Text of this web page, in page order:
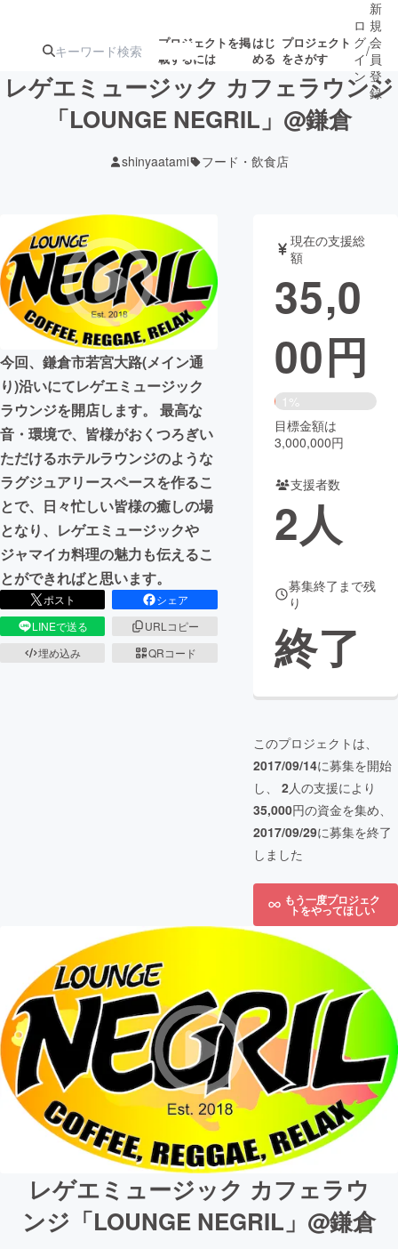
プロジェクトを掲
載するには
はじ
める
プロジェクト
をさがす
ジェクト
募集終了が近いプ
ロジェクト
アート・写真 音楽
テクノロジー・ガジェット ゲーム・
映像・映画 書籍・雑誌
ビジネス・起業 チャレンジ
まちづくり・地域活性化
CAMPFIRE for Social Good
CAMPFIRE Creation
CAMPFIREふるさと納税machi-ya コミュニティ
ロ
グ
イ
ン
/
新
規
会
員
登
録
レゲエミュージック カフェラウンジ
「LOUNGE NEGRIL」@鎌倉
shinyaatami フード・飲食店
今回、鎌倉市若宮大路(メイン通
り)沿いにてレゲエミュージック
ラウンジを開店します。 最高な
音・環境で、皆様がおくつろぎい
ただけるホテルラウンジのような
ラグジュアリースペースを作るこ
とで、日々忙しい皆様の癒しの場
となり、レゲエミュージックや
ジャマイカ料理の魅力も伝えるこ
とができればと思います。
ポスト
シェア
LINEで送る
URLコピー
埋め込み
QRコード
現在の支援総
額
35,0
00円
1%
目標金額は
3,000,000円
支援者数
2人
募集終了まで残
り
終了
このプロジェクトは、
2017/09/14に募集を開始
し、 2人の支援により
35,000円の資金を集め、
2017/09/29に募集を終了
しました
もう一度プロジェク
トをやってほしい
レゲエミュージック カフェラウ
ンジ「LOUNGE NEGRIL」@鎌倉